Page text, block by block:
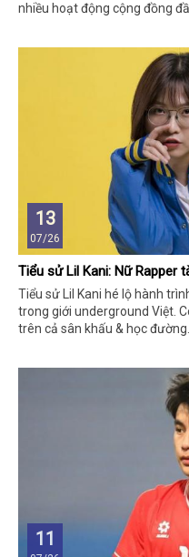
nhiều hoạt động cộng đồng
13
07/26
Tiểu sử Lil Kani: Nữ Rapper
Tiểu sử Lil Kani hé lộ hành
trong giới underground Việt.
trên cả sân khấu & học đường.
11